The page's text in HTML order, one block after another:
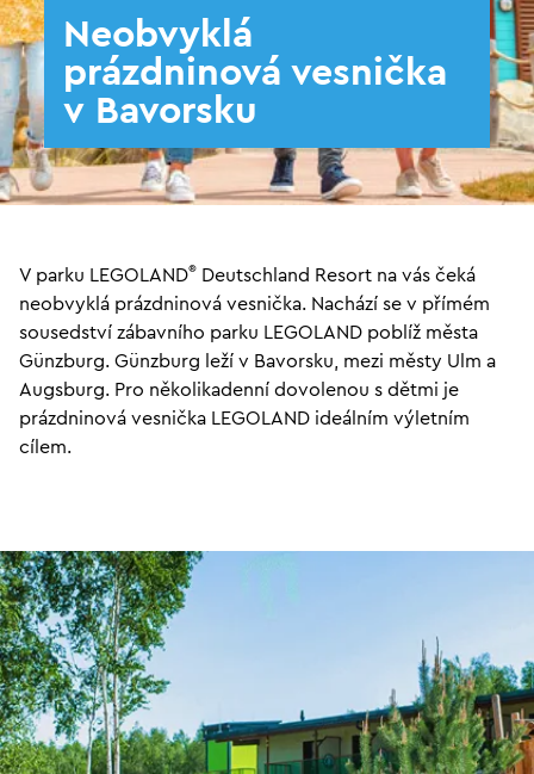
Neobvyklá
prázdninová vesnička
v Bavorsku
V parku LEGOLAND® Deutschland Resort na vás čeká
neobvyklá prázdninová vesnička. Nachází se v přímém
sousedství zábavního parku LEGOLAND poblíž města
Günzburg. Günzburg leží v Bavorsku, mezi městy Ulm a
Augsburg. Pro několikadenní dovolenou s dětmi je
prázdninová vesnička LEGOLAND ideálním výletním
cílem.